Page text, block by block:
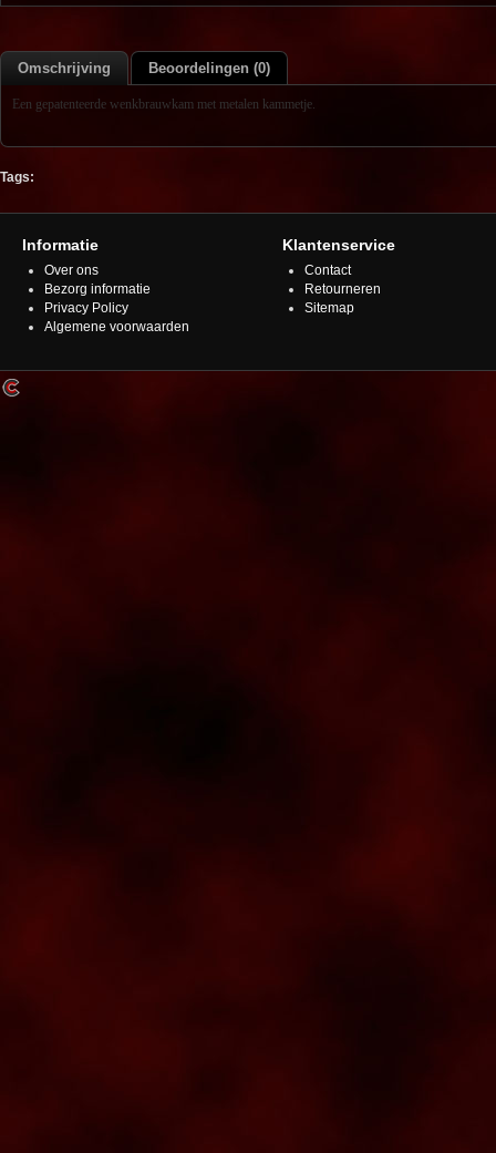
Omschrijving Beoordelingen (0)
Een gepatenteerde wenkbrauwkam met metalen kammetje.
Tags:
Informatie
Over ons
Bezorg informatie
Privacy Policy
Algemene voorwaarden
Klantenservice
Contact
Retourneren
Sitemap